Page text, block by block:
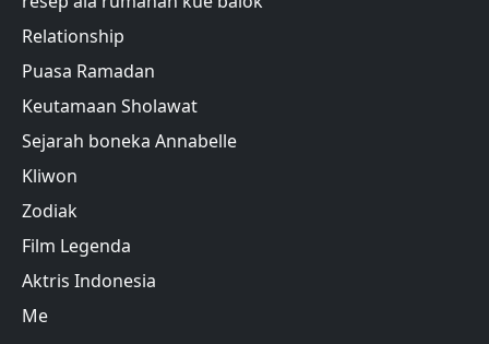
Relationship
Puasa Ramadan
Keutamaan Sholawat
Sejarah boneka Annabelle
Kliwon
Zodiak
Film Legenda
Aktris Indonesia
Me